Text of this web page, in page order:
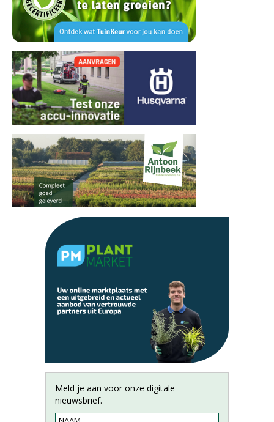
Meld je aan voor onze digitale
nieuwsbrief.